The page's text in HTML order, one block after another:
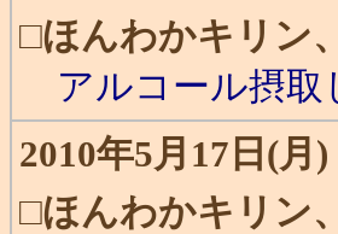
□ほんわかキリン
アルコール摂取
2010年5月17日(月)
□ほんわかキリン